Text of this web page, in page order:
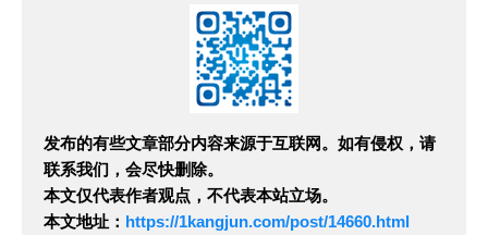
发布的有些文章部分内容来源于互联网。如有侵权，请
联系我们，会尽快删除。
本文仅代表作者观点，不代表本站立场。
本文地址： https://1kangjun.com/post/14660.html